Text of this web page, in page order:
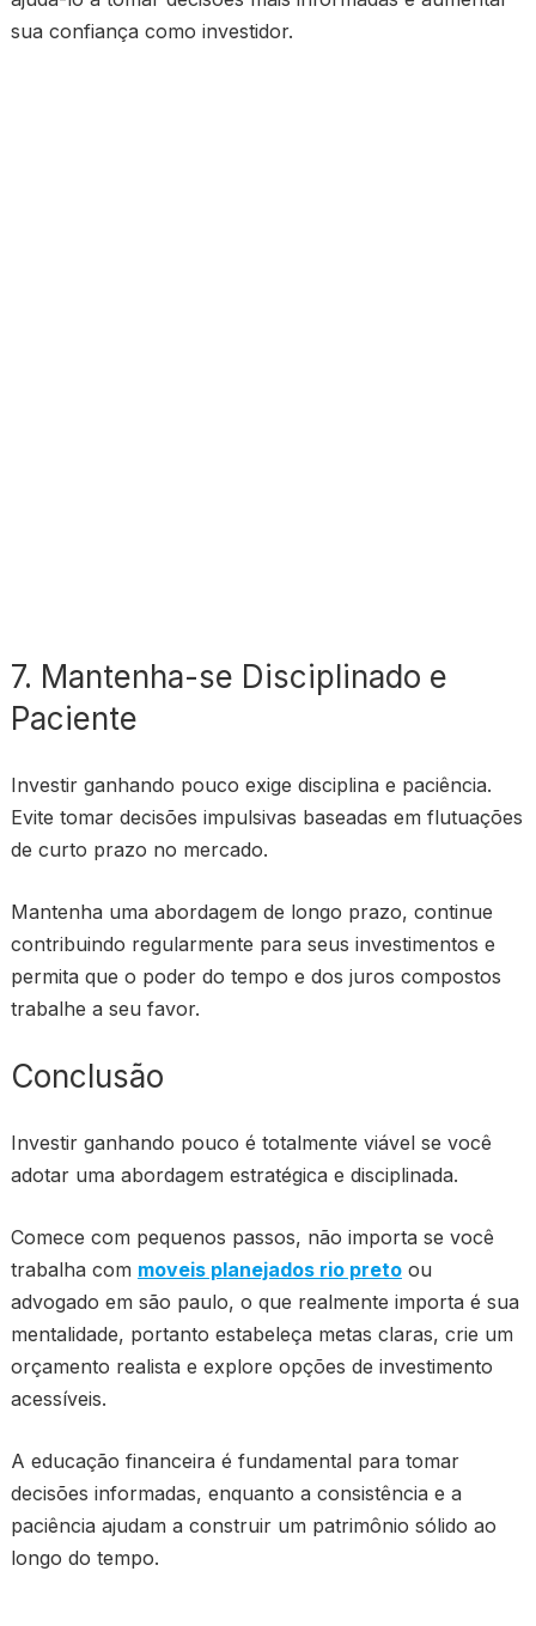
sua confiança como investidor.
7. Mantenha-se Disciplinado e
Paciente
Investir ganhando pouco exige disciplina e paciência.
Evite tomar decisões impulsivas baseadas em flutuações
de curto prazo no mercado.
Mantenha uma abordagem de longo prazo, continue
contribuindo regularmente para seus investimentos e
permita que o poder do tempo e dos juros compostos
trabalhe a seu favor.
Conclusão
Investir ganhando pouco é totalmente viável se você
adotar uma abordagem estratégica e disciplinada.
Comece com pequenos passos, não importa se você
trabalha com moveis planejados rio pretoou
advogado em são paulo, o que realmente importa é sua
mentalidade, portanto estabeleça metas claras, crie um
orçamento realista e explore opções de investimento
acessíveis.
A educação financeira é fundamental para tomar
decisões informadas, enquanto a consistência e a
paciência ajudam a construir um patrimônio sólido ao
longo do tempo.